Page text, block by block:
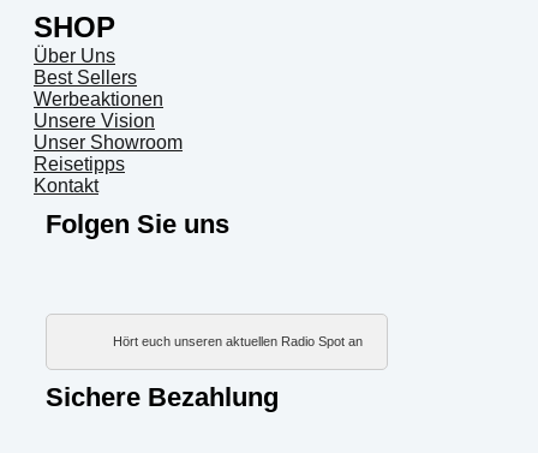
SHOP
Über Uns
Best Sellers
Werbeaktionen
Unsere Vision
Unser Showroom
Reisetipps
Kontakt
Folgen Sie uns
Hört euch unseren aktuellen Radio Spot an
Sichere Bezahlung